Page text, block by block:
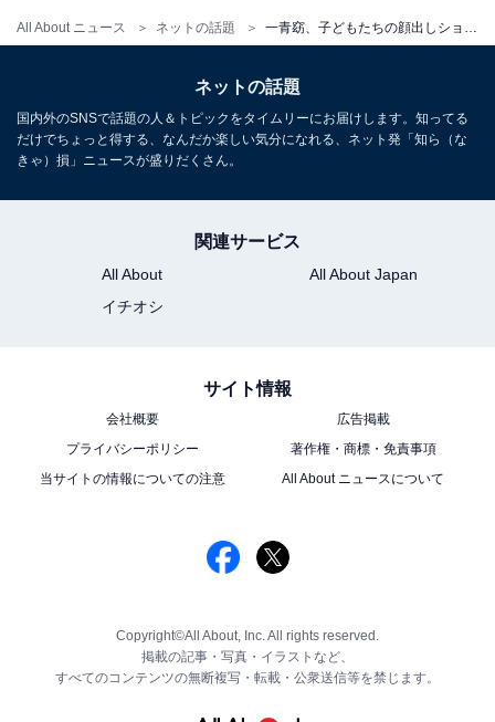
All About ニュース ネットの話題
ネットの話題
国内外のSNSで話題の人＆トピックをタイムリーにお届けします。知ってる
だけでちょっと得する、なんだか楽しい気分になれる、ネット発「知ら（な
きゃ）損」ニュースが盛りだくさん。
関連サービス
All About
All About Japan
イチオシ
サイト情報
会社概要
広告掲載
プライバシーポリシー
著作権・商標・免責事項
当サイトの情報についての注意
All About ニュースについて
Copyright©All About, Inc. All rights reserved.
掲載の記事・写真・イラストなど、
すべてのコンテンツの無断複写・転載・公衆送信等を禁じます。